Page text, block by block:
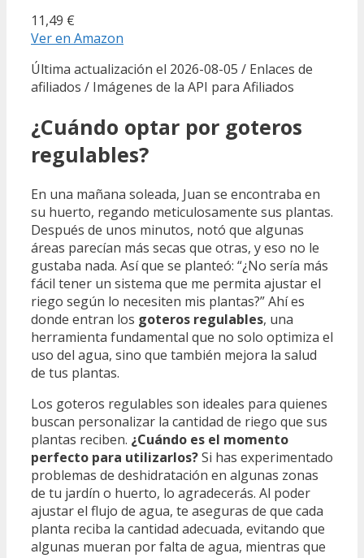
11,49 €
Ver en Amazon
Última actualización el 2026-08-05 / Enlaces de
afiliados / Imágenes de la API para Afiliados
¿Cuándo optar por goteros
regulables?
En una mañana soleada, Juan se encontraba en
su huerto, regando meticulosamente sus plantas.
Después de unos minutos, notó que algunas
áreas parecían más secas que otras, y eso no le
gustaba nada. Así que se planteó: “¿No sería más
fácil tener un sistema que me permita ajustar el
riego según lo necesiten mis plantas?” Ahí es
donde entran los goteros regulables, una
herramienta fundamental que no solo optimiza el
uso del agua, sino que también mejora la salud
de tus plantas.
Los goteros regulables son ideales para quienes
buscan personalizar la cantidad de riego que sus
plantas reciben. ¿Cuándo es el momento
perfecto para utilizarlos?Si has experimentado
problemas de deshidratación en algunas zonas
de tu jardín o huerto, lo agradecerás. Al poder
ajustar el flujo de agua, te aseguras de que cada
planta reciba la cantidad adecuada, evitando que
algunas mueran por falta de agua, mientras que